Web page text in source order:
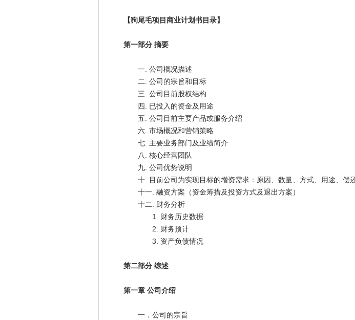
【狗尾毛项目商业计划书目录】
第一部分 摘要
一. 公司概况描述
二. 公司的宗旨和目标
三. 公司目前股权结构
四. 已投入的资金及用途
五. 公司目前主要产品或服务介绍
六. 市场概况和营销策略
七. 主要业务部门及业绩简介
八. 核心经营团队
九. 公司优势说明
十. 目前公司为实现目标的增资需求：原因、数量、方式、用途、偿
十一. 融资方案（资金筹措及投资方式及退出方案）
十二. 财务分析
1. 财务历史数据
2. 财务预计
3. 资产负债情况
第二部分 综述
第一章 公司介绍
一．公司的宗旨